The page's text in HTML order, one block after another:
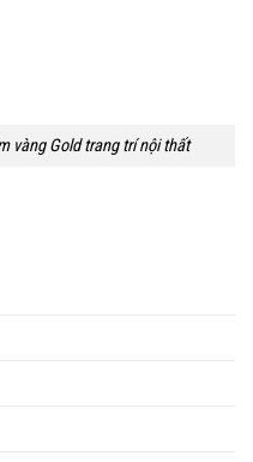
vàng Gold trang trí nội thất